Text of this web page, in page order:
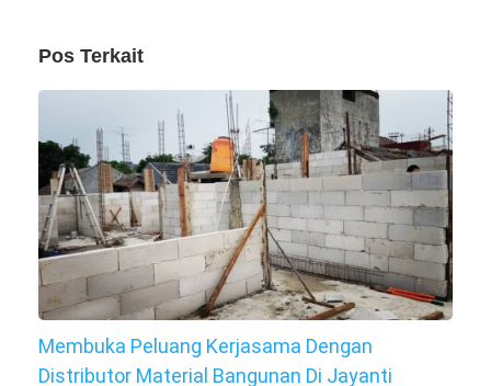
Pos Terkait
Membuka Peluang Kerjasama Dengan
Distributor Material Bangunan Di Jayanti